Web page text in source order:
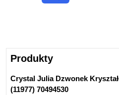
Produkty
Crystal Julia Dzwonek
(11977) 70494530